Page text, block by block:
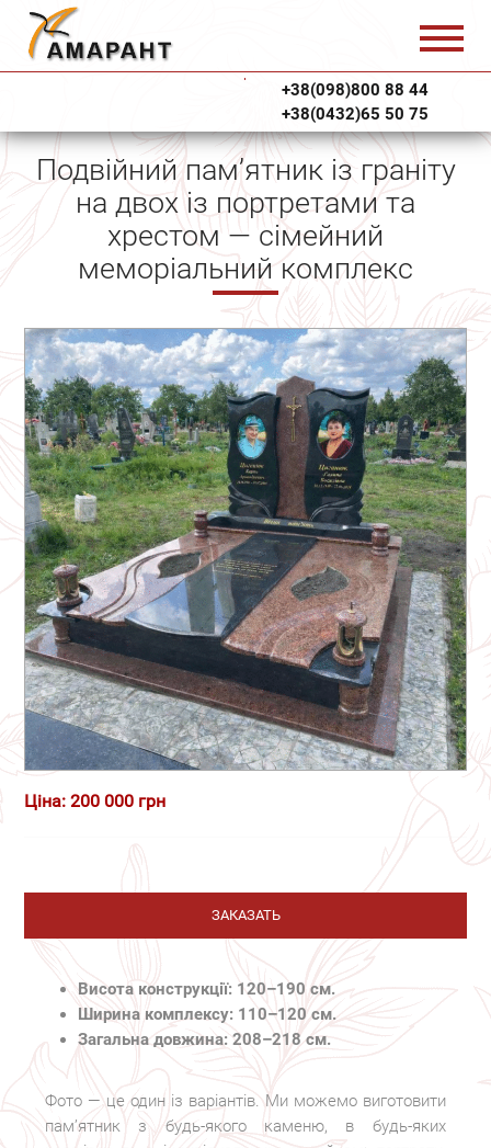
+38(098)800 88 44
+38(0432)65 50 75
Подвійний пам’ятник із граніту
на двох із портретами та
хрестом — сімейний
меморіальний комплекс
Ціна: 200 000 грн
ЗАКАЗАТЬ
Висота конструкції: 120–190 см.
Ширина комплексу: 110–120 см.
Загальна довжина: 208–218 см.
Фото — це один із варіантів. Ми можемо виготовити
пам’ятник з будь-якого каменю, в будь-яких